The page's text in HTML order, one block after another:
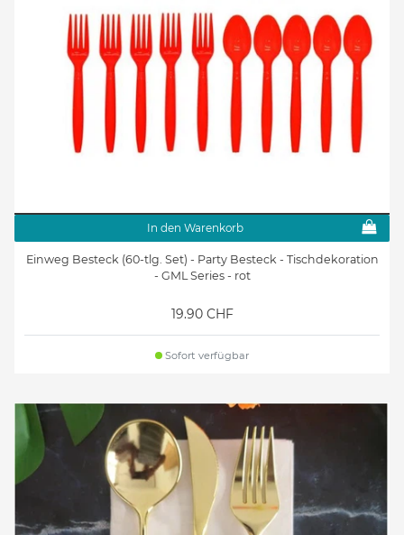
In den Warenkorb
Einweg Besteck (60-tlg. Set) - Party Besteck - Tischdekoration
- GML Series - rot
19.90 CHF
Sofort verfügbar